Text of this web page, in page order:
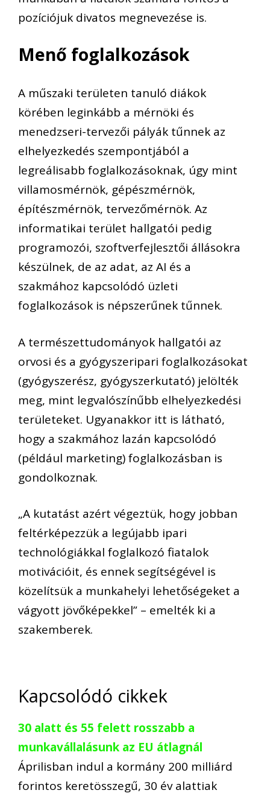
pozíciójuk divatos megnevezése is.
Menő foglalkozások
A műszaki területen tanuló diákok
körében leginkább a mérnöki és
menedzseri-tervezői pályák tűnnek az
elhelyezkedés szempontjából a
legreálisabb foglalkozásoknak, úgy mint
villamosmérnök, gépészmérnök,
építészmérnök, tervezőmérnök. Az
informatikai terület hallgatói pedig
programozói, szoftverfejlesztői állásokra
készülnek, de az adat, az AI és a
szakmához kapcsolódó üzleti
foglalkozások is népszerűnek tűnnek.
A természettudományok hallgatói az
orvosi és a gyógyszeripari foglalkozásokat
(gyógyszerész, gyógyszerkutató) jelölték
meg, mint legvalószínűbb elhelyezkedési
területeket. Ugyanakkor itt is látható,
hogy a szakmához lazán kapcsolódó
(például marketing) foglalkozásban is
gondolkoznak.
„A kutatást azért végeztük, hogy jobban
feltérképezzük a legújabb ipari
technológiákkal foglalkozó fiatalok
motivációit, és ennek segítségével is
közelítsük a munkahelyi lehetőségeket a
vágyott jövőképekkel” – emelték ki a
szakemberek.
Kapcsolódó cikkek
30 alatt és 55 felett rosszabb a
munkavállalásunk az EU átlagnál
Áprilisban indul a kormány 200 milliárd
forintos keretösszegű, 30 év alattiak